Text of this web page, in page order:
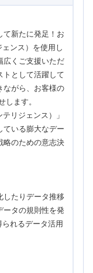
て新たに発足！お
ンス）を使用し
広くご支援いただ
トとして活躍して
ながら、お客様の
します。
リジェンス）」
ている膨大なデー
略のための意志決
したりデータ推移
ータの規則性を発
れるデータ活用